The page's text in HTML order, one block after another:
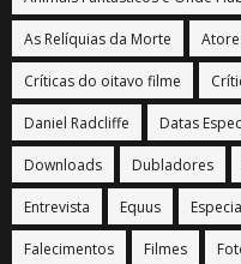
As Relíquias da Morte
Críticas do oitavo filme
Daniel Radcliffe Datas
Downloads Dubladores
Entrevista Equus
Falecimentos Filmes